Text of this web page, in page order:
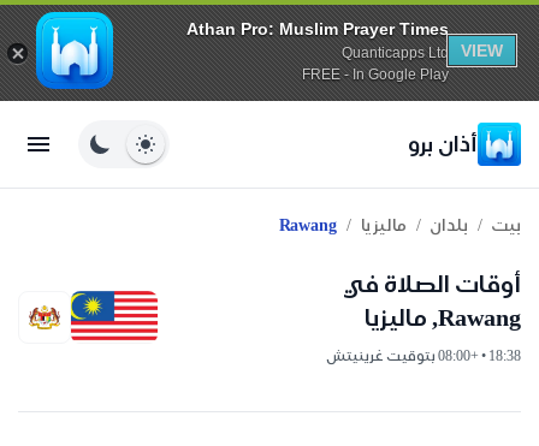
Athan Pro: Muslim Prayer Times
Quanticapps Ltd
FREE - In Google Play
VIEW
أذان برو
بيت / بلدان / ماليزيا /
Rawang
أوقات الصلاة في
Rawang, ماليزيا
18:38 • +08:00 بتوقيت غرينيتش